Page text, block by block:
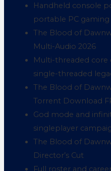
Handheld console
portable PC gaming
The Blood of
Multi-Audio 2026
Multi-threaded
single-threaded
The Blood of
Torrent Download
God mode and
singleplayer
The Blood of
Director’s Cut
Full roster and